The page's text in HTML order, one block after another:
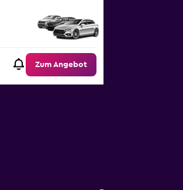
Zum Angebot